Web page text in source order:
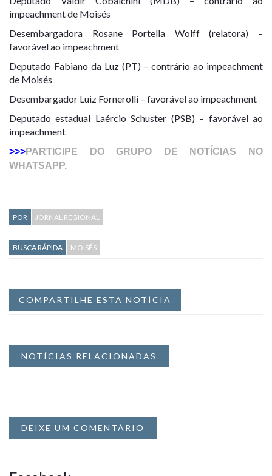
impeachment de Moisés
Desembargadora Rosane Portella Wolff (relatora) –
favorável ao impeachment
Deputado Fabiano da Luz (PT) – contrário ao impeachment
de Moisés
Desembargador Luiz Fornerolli – favorável ao impeachment
Deputado estadual Laércio Schuster (PSB) – favorável ao
impeachment
>>>PARTICIPE DO GRUPO DE NOTÍCIAS NO
WHATSAPP.
POR JORNAL REGIONAL
BUSCA RÁPIDA MOISÉS
COMPARTILHE ESTA NOTÍCIA
NOTÍCIAS RELACIONADAS
DEIXE UM COMENTÁRIO